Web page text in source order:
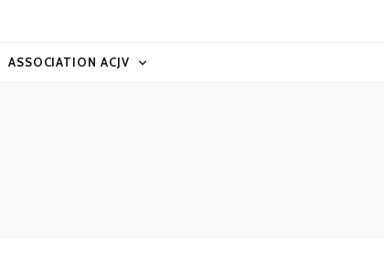
ASSOCIATION ACJV